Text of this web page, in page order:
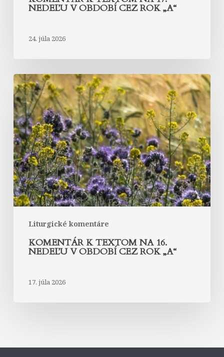
NEDEĽU V OBDOBÍ CEZ ROK „A“
24. júla 2026
Liturgické komentáre
Komentár
k
textom
na
16.
nedeľu
v
období
cez
rok
„A“
KOMENTÁR K TEXTOM NA 16.
NEDEĽU V OBDOBÍ CEZ ROK „A“
17. júla 2026